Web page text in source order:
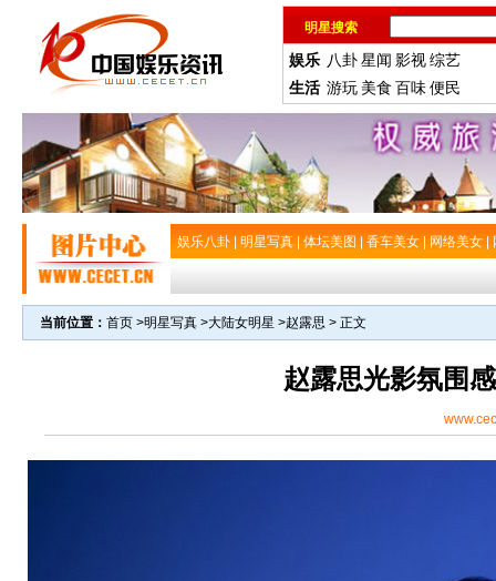
明星搜索
娱乐 八卦星闻 影视综艺
生活 游玩 美食 百味便民
娱乐八卦 明星写真 体坛美图 香车美女 网络美女
当前位置： 首页 >明星写真 >大陆女明星 >赵露思 > 正文
赵露思光影氛围